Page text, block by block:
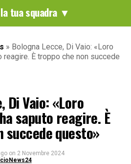
tua squadra ▼
» Bologna Lecce, Di Vaio: «Loro
reagire. È troppo che non succede
Di Vaio: «Loro
saputo reagire. È
succede questo»
on 2 Novembre 2024